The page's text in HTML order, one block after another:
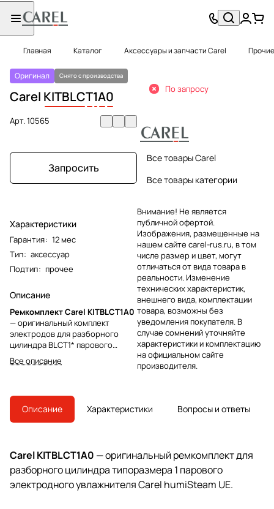
Главная Каталог Аксессуары и запчасти Carel
Оригинал Снято с производства
Carel KITBLCT1A0
Арт.10565
Запросить
Характеристики
Гарантия: 12 мес
Тип: аксессуар
Подтип: прочее
Описание
Ремкомплект Carel KITBLCT1A0
— оригинальный комплект
электродов для разборного
цилиндра BLCT1* парового
электродного увлажнителя
humiSteam. Обеспечивает
без замены корпуса. Для
точного подбора под вашу
модель UE уточните напряжение
Все описание
По запросу
Все товары Carel
Все товары категории
Внимание! Не является
публичной офертой.
Изображения, размещенные на
нашем сайте carel-rus.ru, в том
числе размер и цвет, могут
отличаться от вида товара в
реальности. Изменение
технических характеристик,
внешнего вида, комплектации
товара, возможны без
уведомления покупателя. В
случае сомнений уточняйте
характеристики и комплектацию
на официальном сайте
производителя.
Описание Характеристики Вопросы и ответы
Carel KITBLCT1A0 — оригинальный ремкомплект для
разборного цилиндра типоразмера 1 парового
электродного увлажнителя Carel humiSteam UE.